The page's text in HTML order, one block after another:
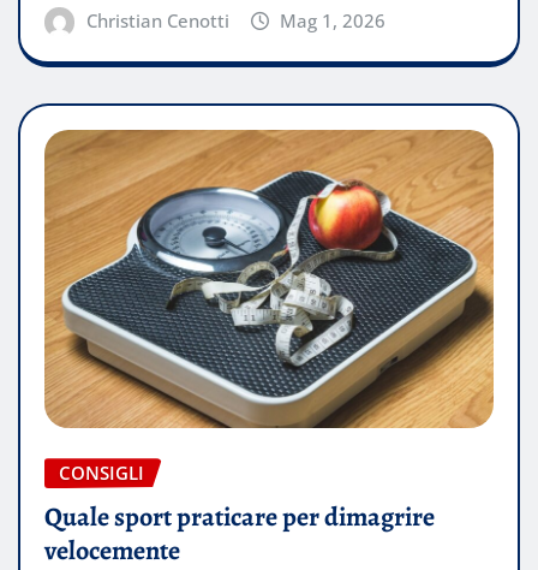
Christian Cenotti Mag 1, 2026
CONSIGLI
Quale sport praticare per dimagrire
velocemente